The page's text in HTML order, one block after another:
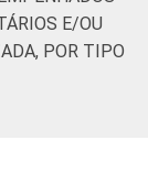
E/OU
POR TIPO